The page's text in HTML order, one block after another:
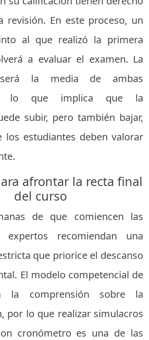
revisión. En este proceso, un
al que realizó la primera
a evaluar el examen. La
la media de ambas
lo que implica que la
subir, pero también bajar,
los estudiantes deben valorar
afrontar la recta final
del curso
de que comiencen las
expertos recomiendan una
que priorice el descanso
El modelo competencial de
la comprensión sobre la
por lo que realizar simulacros
cronómetro es una de las